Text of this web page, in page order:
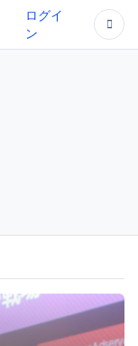
ログイ
ン